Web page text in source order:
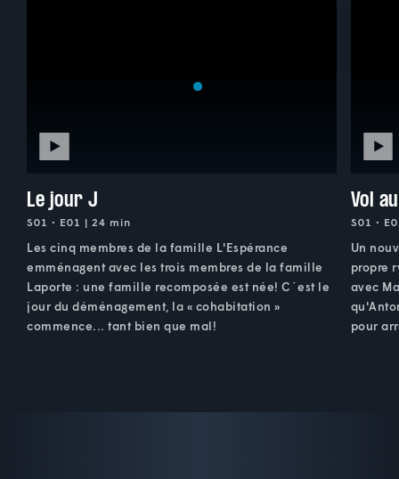
Le jour J
S01 • E01 | 24 min
Les cinq membres de la famille L'Espérance
emménagent avec les trois membres de la famille
Laporte : une famille recomposée est née! C´est le
jour du déménagement, la « cohabitation »
commence... tant bien que mal!
Vol
S01 •
Un
propre
avec
pour